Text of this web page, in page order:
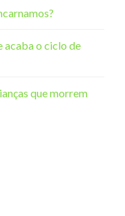
acaba o ciclo de
que morrem